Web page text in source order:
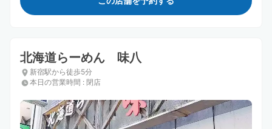
北海道らーめん 味八
新宿駅から徒歩5分
本日の営業時間 : 閉店